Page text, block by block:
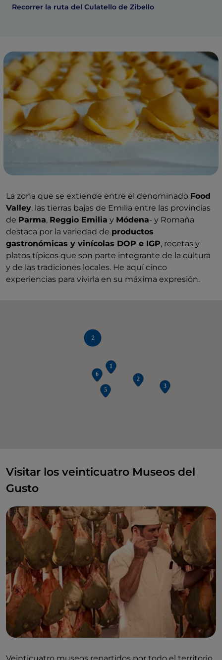
Recorrer la ruta del Culatello de Zibello
La zona que se extiende entre el denominado Food
Valley, las tierras bajas de Emilia entre las provincias
de Parma, Reggio Emilia y Módena- y Romaña
destaca por la variedad de productos
gastronómicas y vinícolas DOP e IGP, recetas y
platos típicos que son parte integrante de la cultura
y de las tradiciones locales. He aquí cinco
experiencias para vivirla en su máxima expresión.
2
Visitar los veinticuatro Museos del
Gusto